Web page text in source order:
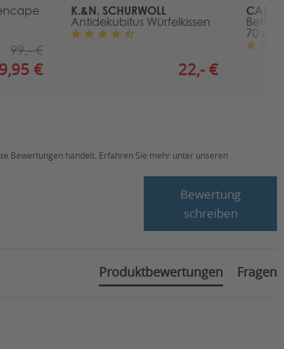
€
99,- €
K.&N. SCHURWOLL
Antidekubitus Würfelkissen
22,- €
70 x
Bewertungen handelt. Erfahren Sie mehr unter unseren
Bewertung
schreiben
Produktbewertungen Fragen